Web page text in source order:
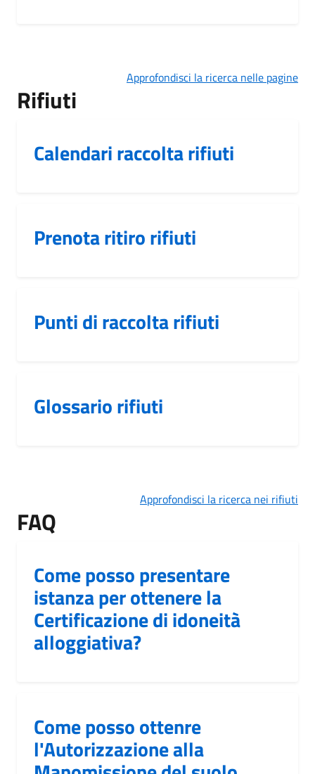
Approfondisci la ricerca nelle pagine
Rifiuti
Calendari raccolta rifiuti
Prenota ritiro rifiuti
Punti di raccolta rifiuti
Glossario rifiuti
Approfondisci la ricerca nei rifiuti
FAQ
Come posso presentare
istanza per ottenere la
Certificazione di idoneità
alloggiativa?
Come posso ottenre
l'Autorizzazione alla